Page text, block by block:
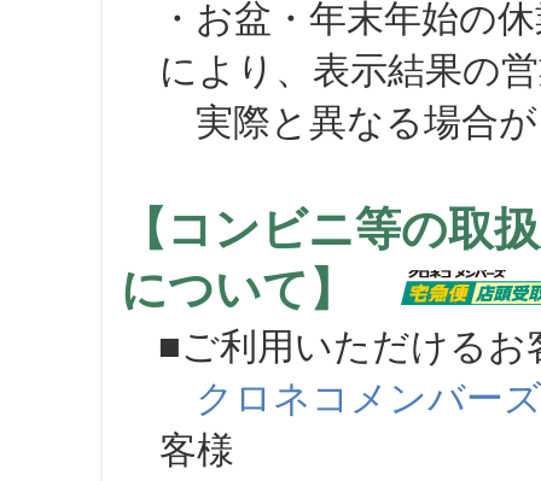
・お盆・年末年始の
により、表示結果の
実際と異なる場合が
【コンビニ等の取
について】
■ご利用いただけるお
クロネコメンバーズ
客様